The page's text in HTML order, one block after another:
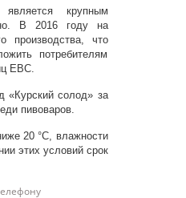
крупным
В 2016 году на
производства, что
потребителям
ЕВС.
«Курский солод» за
пивоваров.
20 °С, влажности
этих условий срок